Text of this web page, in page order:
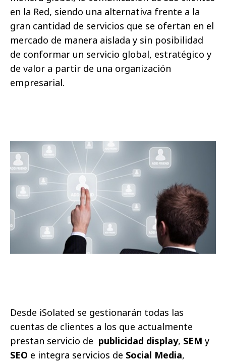
en la Red, siendo una alternativa frente a la
gran cantidad de servicios que se ofertan en el
mercado de manera aislada y sin posibilidad
de conformar un servicio global, estratégico y
de valor a partir de una organización
empresarial.
Desde iSolated se gestionarán todas las
cuentas de clientes a los que actualmente
prestan servicio de publicidad display, SEM y
SEO e integra servicios de Social Media,